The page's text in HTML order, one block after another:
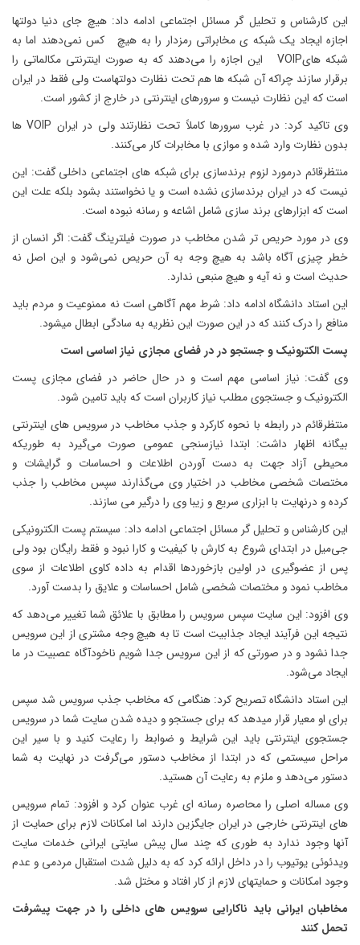
این کارشناس و تحلیل گر مسائل اجتماعی ادامه داد: هیچ جای دنیا دولتها
اجازه ایجاد یک شبکه ی مخابراتی رمزدار را به هیچ کس نمی‌دهند اما به
شبکه هایVOIP این اجازه را می‌دهند که به صورت اینترنتی مکالماتی را
برقرار سازند چراکه آن شبکه ها هم تحت نظارت دولتهاست ولی فقط در ایران
است که این نظارت نیست و سرورهای اینترنتی در خارج از کشور است.
وی تاکید کرد: در غرب سرورها کاملاً تحت نظارتند ولی در ایران VOIP ها
بدون نظارت وارد شده و موازی با مخابرات کار می‌کنند.
منتظرقائم درمورد لزوم برندسازی برای شبکه های اجتماعی داخلی گفت: این
نیست که در ایران برندسازی نشده است و یا نخواستند بشود بلکه علت این
است که ابزارهای برند سازی شامل اشاعه و رسانه نبوده است.
وی در مورد حریص تر شدن مخاطب در صورت فیلترینگ گفت: اگر انسان از
خطر چیزی آگاه باشد به هیچ وجه به آن حریص نمی‌شود و این اصل نه
حدیث است و نه آیه و هیچ منبعی ندارد.
این استاد دانشگاه ادامه داد: شرط مهم آگاهی است نه ممنوعیت و مردم باید
منافع را درک کنند که در این صورت این نظریه به سادگی ابطال میشود.
پست الکترونیک و جستجو در در فضای مجازی نیاز اساسی است
وی گفت: نیاز اساسی مهم است و در حال حاضر در فضای مجازی پست
الکترونیک و جستجوی مطلب نیاز کاربران است که باید تامین شود.
منتظرقائم در رابطه با نحوه کارکرد و جذب مخاطب در سرویس های اینترنتی
بیگانه اظهار داشت: ابتدا نیازسنجی عمومی صورت می‌گیرد به طوریکه
محیطی آزاد جهت به دست آوردن اطلاعات و احساسات و گرایشات و
مختصات شخصی مخاطب در اختیار وی می‌گذارند سپس مخاطب را جذب
کرده و درنهایت با ابزاری سریع و زیبا وی را درگیر می سازند.
این کارشناس و تحلیل گر مسائل اجتماعی ادامه داد: سیستم پست الکترونیکی
جی‌میل در ابتدای شروع به کارش با کیفیت و کارا نبود و فقط رایگان بود ولی
پس از عضوگیری در اولین بازخوردها اقدام به داده کاوی اطلاعات از سوی
مخاطب نمود و مختصات شخصی شامل احساسات و علایق را بدست آورد.
وی افزود: این سایت سپس سرویس را مطابق با علائق شما تغییر می‌دهد که
نتیجه این فرآیند ایجاد جذابیت است تا به هیچ وجه مشتری از این سرویس
جدا نشود و در صورتی که از این سرویس جدا شویم ناخودآگاه عصبیت در ما
ایجاد می‌شود.
این استاد دانشگاه تصریح کرد: هنگامی که مخاطب جذب سرویس شد سپس
برای او معیار قرار میدهد که برای جستجو و دیده شدن سایت شما در سرویس
جستجوی اینترنتی باید این شرایط و ضوابط را رعایت کنید و با سیر این
مراحل سیستمی که در ابتدا از مخاطب دستور می‌گرفت در نهایت به شما
دستور می‌دهد و ملزم به رعایت آن هستید.
وی مساله اصلی را محاصره رسانه ای غرب عنوان کرد و افزود: تمام سرویس
های اینترنتی خارجی در ایران جایگزین دارند اما امکانات لازم برای حمایت از
آنها وجود ندارد به طوری که چند سال پیش سایتی ایرانی خدمات سایت
ویدئوئی یوتیوب را در داخل ارائه کرد که به دلیل شدت استقبال مردمی و عدم
وجود امکانات و حمایتهای لازم از کار افتاد و مختل شد.
مخاطبان ایرانی باید ناکارایی سرویس های داخلی را در جهت پیشرفت
تحمل کنند